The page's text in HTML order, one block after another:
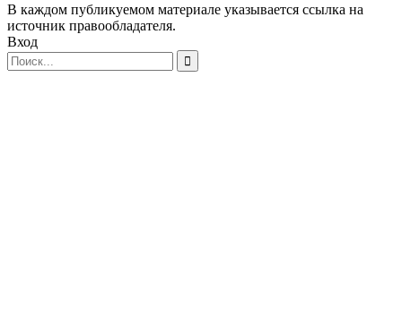
В каждом публикуемом материале указывается ссылка на
источник правообладателя.
Вход